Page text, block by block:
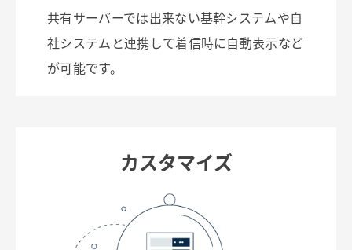
共有サーバーでは出来ない基幹システムや自
社システムと連携して着信時に自動表示など
が可能です。
カスタマイズ